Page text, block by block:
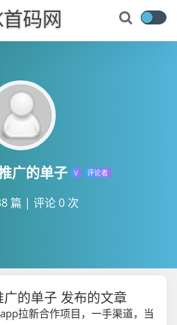
首码网
广的单子 V 评论者
篇 | 评论 0 次
的单子 发布的文章
app拉新合作项目，一手渠道，当